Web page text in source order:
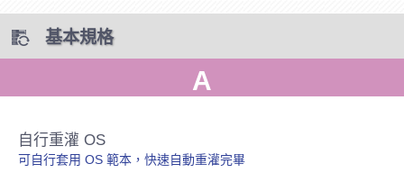
基本規格
A
自行重灌 OS
可自行套用 OS 範本，快速自動重灌完畢